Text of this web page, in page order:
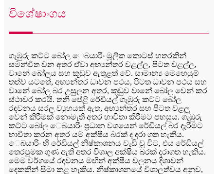
විශේෂාංගය
ගැඹුරු කට්ට බෝල ෙබයාරිං මූලික කොටස් හතරකින්
සමන්විත වන අතර ඒවා අභ්‍යන්තර වළල්ල, පිටත වළල්ල,
වානේ බෝලය සහ කූඩුව ඇතුළත් වේ. සාමාන්‍ය මෙහෙයුම්
තත්ව යටතේ, අභ්‍යන්තර ධාවන පථය, පිටත ධාවන පථය සහ
වානේ බෝල බර උසුලන අතර, කූඩුව වානේ බෝල වෙන් කර
ස්ථාවර කරයි. තනි පේළි රේඩියල් ගැඹුරු කට්ට බෝල
රඳවනය සරල ව්‍යුහයක් ඇත, අභ්‍යන්තර සහ පිටත වළලු
වෙන් කිරීමක් නොමැති අතර භාවිතා කිරීමට පහසුය. ගැඹුරු
කට්ට බෝල ෙබයාරිං ප්‍රධාන වශයෙන් රේඩියල් බර දැරීමට
භාවිතා කරන අතර යම් අක්ෂීය බරක් ද දරා ගත හැකිය.
ෙබයාරිං හි රේඩියල් නිෂ්කාශනය වැඩි වූ විට, එය රේඩියල්
තෙරපුමක ගුණ ඇති අතර විශාල අක්ෂීය බරක් දරාගත හැකිය.
මෙම වර්ගයේ රඳවනය මඟින් අක්ෂීය චලනය දිශාවන්
දෙකකින් සීමා කළ හැකිය. නිෂ්කාශනයේ විශාලත්වය අනුව,